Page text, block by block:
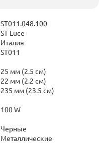
ST011.048.100
ST Luce
Италия
ST011
25 мм (2.5 см)
22 мм (2.2 см)
235 мм (23.5 см)
100 W
Черные
Металлические